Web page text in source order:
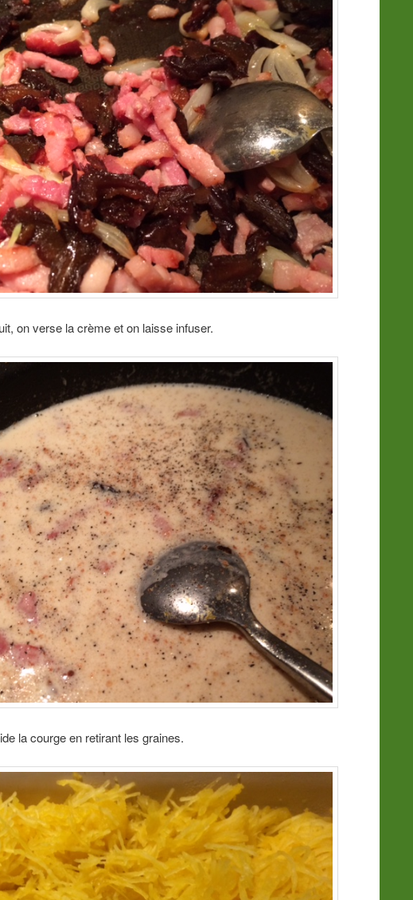
on verse la crème et on laisse infuser.
la courge en retirant les graines.